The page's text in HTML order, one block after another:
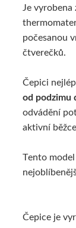
Je
počesanou
čtverečků.
Čepici
od podzimu
odvádění
aktivní
Tento
Čepice je